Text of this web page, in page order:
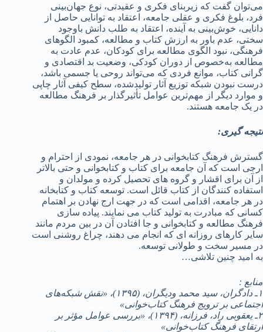
می‌توان گفت که زیربنای فکری و عقیدتی، نوع جهان‌بینی
فرد، بلوغ فکری و عقلی جامعه، اعتقاد به توانایی حاصل از
دانایی، خوش‌بینی به آینده، اعتقاد به طلب دانش باوجود
سختی، عدم باور به ارزش کتاب و مطالعه، کمبود الگوهای
فرهنگی، نبود الگوی مطالعه برای کودکان، عدم عادت به
مطالعه به‌خصوص از دوران کودکی، وضعیت بد اقتصادی و
گرانی کتاب، موانع فردی که می‌تواند روحی یا جسمی باشد،
درست نبودن شبکه توزیع آثار تولیدشده، سطح کیفی آثار چاپی
و موارد دیگر از مهم‌ترین عوامل تأثیرگذار بر فرهنگ مطالعه
در یک جامعه هستند.
نتیجه گیری:
گسترش فرهنگ کتابخوانی در هر جامعه، نمودی از احترام و
ارجی است که آن جامعه برای کتاب و کتابخوانی و حتی بالاتر
از آن برای اقشار و گروه های تحصیل کرده و مولدان و
استفاده کنندگان از کتاب قائل است. توسعه کتاب و کتابخانه
در هر جامعه، اقدامی است که در جهت ارج نهادن بر اهتمام
کسانی که مبادرت به تولید کتاب می نمایند. پیاده سازی
فرهنگ مطالعه و کتابخوانی و جا افتادن آن در بین مردم مانند
سایر کارهای روزانه ای که انجام می دهند، چراغ روشنی است
در مسیر سخت و طولانی توسعه.
به امید چنین تلاشی…
منابع :
۱ـ دادگران، سید محمد ودیگران، (۱۳۹۵)، «نقش شبکه‌های
اجتماعی بر ترویج فرهنگ کتاب‌خوانی»
۲ـ یعقوبی راد، فرزانه، (۱۳۹۴)، «بررسی عوامل مؤثر بر
ارتقای فرهنگ کتاب‌خوانی»